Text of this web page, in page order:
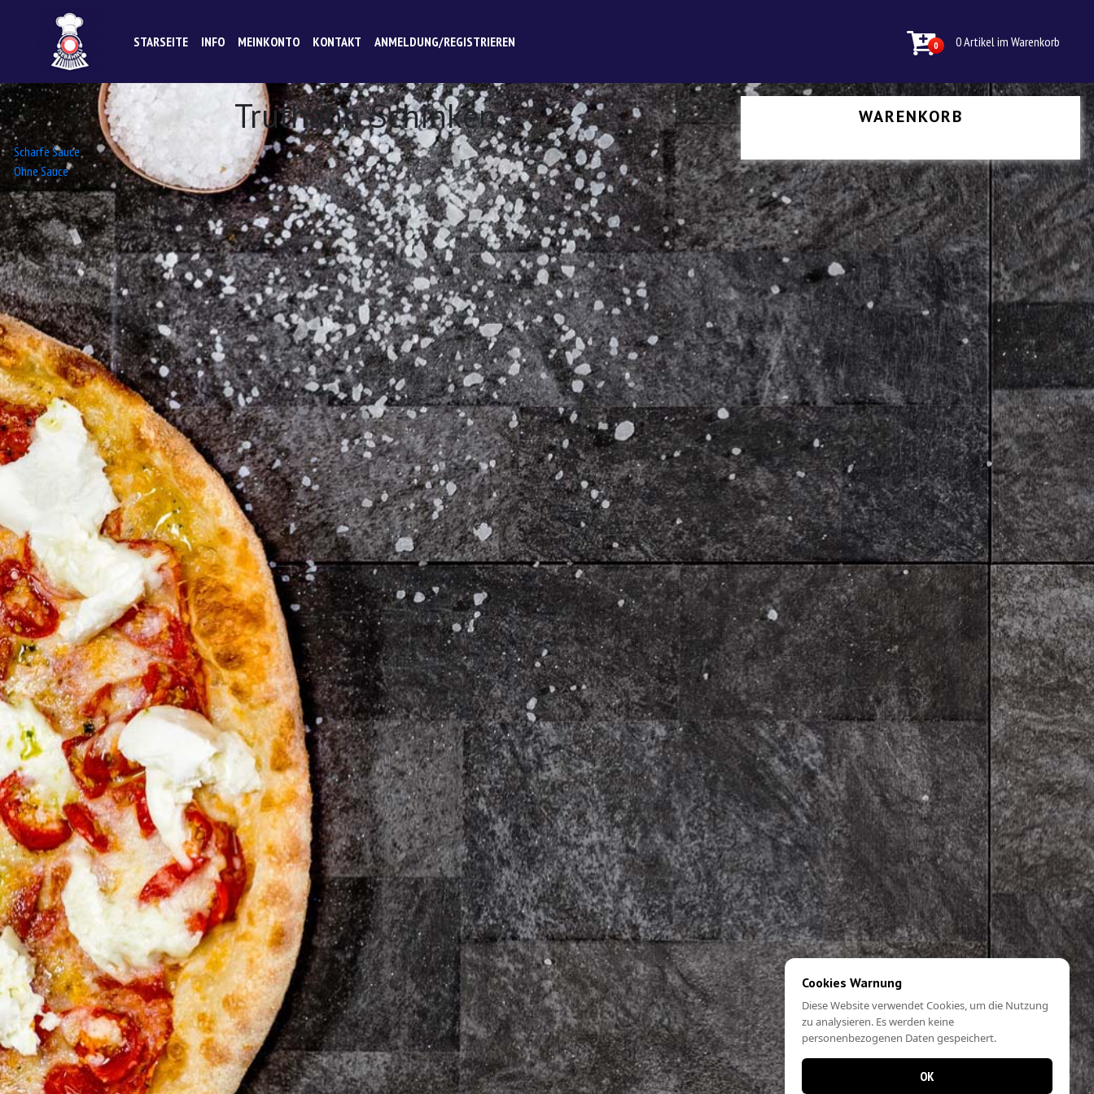
STARSEITE INFO MEINKONTO KONTAKT ANMELDUNG/REGISTRIEREN 0 0 Artikel im Warenkorb
Truthahn Schinken
Beitrags-
Navigation
Scharfe Sauce
Ohne Sauce
WARENKORB
Cookies Warnung
Diese Website verwendet Cookies, um die Nutzung
zu analysieren. Es werden keine
personenbezogenen Daten gespeichert.
OK